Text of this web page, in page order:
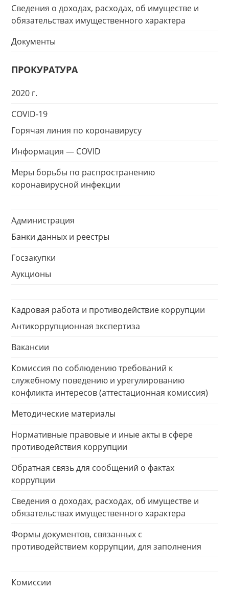
Сведения о доходах, расходах, об имуществе и
обязательствах имущественного характера
Документы
ПРОКУРАТУРА
2020 г.
COVID-19
Горячая линия по коронавирусу
Информация — COVID
Меры борьбы по распространению
коронавирусной инфекции
Администрация
Банки данных и реестры
Госзакупки
Аукционы
Кадровая работа и противодействие коррупции
Антикоррупционная экспертиза
Вакансии
Комиссия по соблюдению требований к
служебному поведению и урегулированию
конфликта интересов (аттестационная комиссия)
Методические материалы
Нормативные правовые и иные акты в сфере
противодействия коррупции
Обратная связь для сообщений о фактах
коррупции
Сведения о доходах, расходах, об имуществе и
обязательствах имущественного характера
Формы документов, связанных с
противодействием коррупции, для заполнения
Комиссии